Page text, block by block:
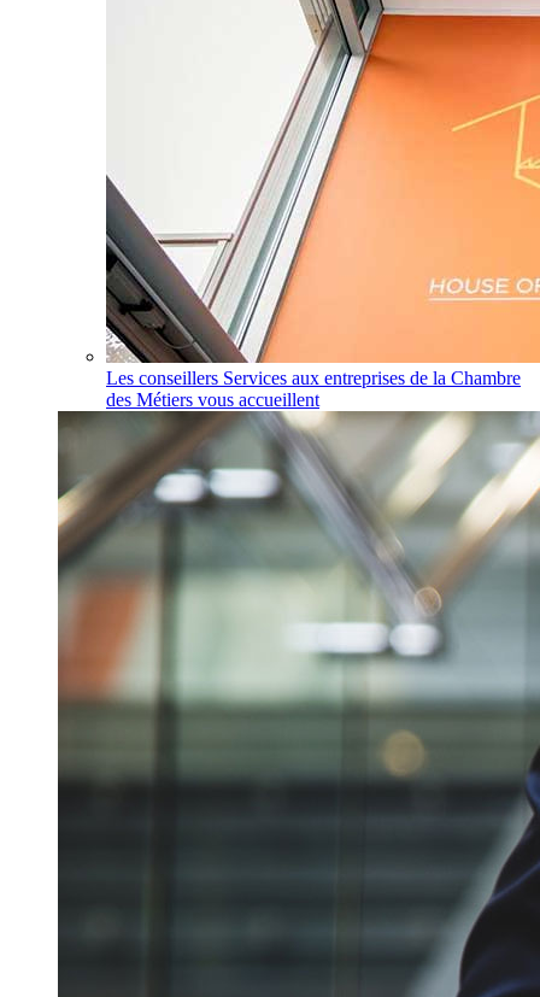
Les conseillers Services aux entreprises de la Chambre
des Métiers vous accueillent